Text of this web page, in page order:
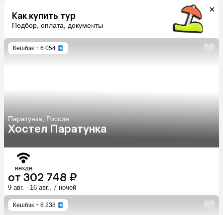
Как купить тур
Подбор, оплата, документы
Кешбэк + 6 054
Паратунка, Россия
Хостел Паратунка
везде
от 302 748 ₽
9 авг. - 16 авг., 7 ночей
Кешбэк + 8 238